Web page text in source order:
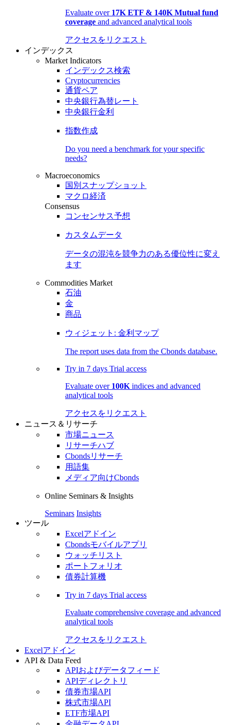
Evaluate over 17K ETF & 140K Mutual fund
coverage and advanced analytical tools
アクセスをリクエスト
インデックス
Market Indicators
インデックス検索
Cryptocurrencies
通貨ペア
中央銀行為替レート
中央銀行金利
指数作成
Do you need a benchmark for your specific
needs?
Macroeconomics
国別スナップショット
マクロ経済
Consensus
コンセンサス予想
カスタムデータ
データの混沌を競争力のある優位性に変え
ます
Commodities Market
石油
金
商品
ウィジェット: 金利マップ
The report uses data from the Cbonds database.
Try in 7 days Trial access
Evaluate over 100K indices and advanced
analytical tools
アクセスをリクエスト
ニュース＆リサーチ
市場ニュース
リサーチハブ
Cbondsリサーチ
用語集
メディア向けCbonds
Online Seminars & Insights
Seminars Insights
ツール
Excelアドイン
Cbondsモバイルアプリ
ウォッチリスト
ポートフォリオ
債券計算機
Try in 7 days Trial access
Evaluate comprehensive coverage and advanced
analytical tools
アクセスをリクエスト
Excelアドイン
API & Data Feed
APIおよびデータフィード
APIディレクトリ
債券市場API
株式市場API
ETF市場API